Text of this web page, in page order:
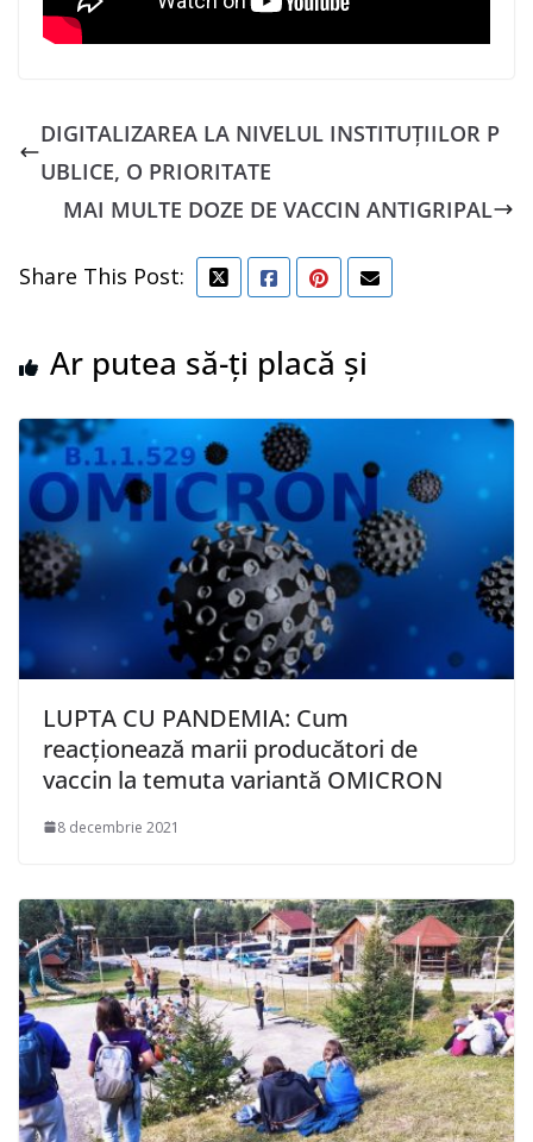
DIGITALIZAREA LA NIVELUL INSTITUȚIILOR P
UBLICE, O PRIORITATE
MAI MULTE DOZE DE VACCIN ANTIGRIPAL
Share This Post:
Ar putea să-ți placă și
LUPTA CU PANDEMIA: Cum
reacționează marii producători de
vaccin la temuta variantă OMICRON
8 decembrie 2021